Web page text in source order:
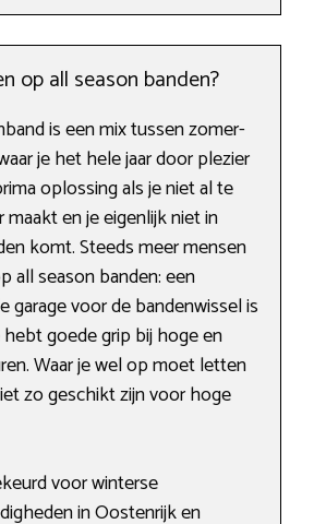
op all season banden?
is een mix tussen zomer-
je het hele jaar door plezier
oplossing als je niet al te
maakt en je eigenlijk niet in
komt. Steeds meer mensen
all season banden: een
garage voor de bandenwissel is
goede grip bij hoge en
Waar je wel op moet letten
zo geschikt zijn voor hoge
voor winterse
in Oostenrijk en